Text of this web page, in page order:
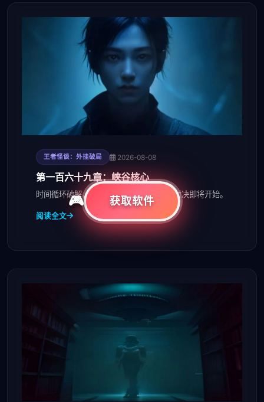
王者怪谈：外挂破局 2026-08-08
第一百六十九章：峡谷核心
时间循环破解，林深找到出口位置，最终对决即将开始。
阅读全文
获取软件